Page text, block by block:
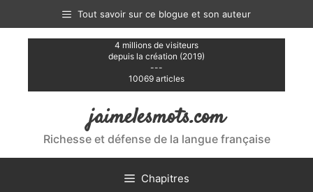
contenu
Tout savoir sur ce blogue et son auteur
4 millions de visiteurs
depuis la création (2019)
---
10069 articles
jaimelesmots.com
Richesse et défense de la langue française
Chapitres